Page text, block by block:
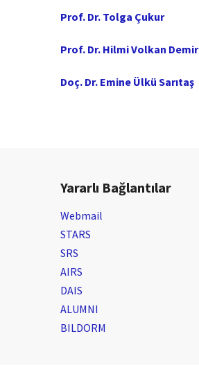
Prof. Dr. Tolga Çukur
Prof. Dr. Hilmi Volkan Demir
Doç. Dr. Emine Ülkü Sarıtaş
Yararlı Bağlantılar
Webmail
STARS
SRS
AIRS
DAIS
ALUMNI
BILDORM